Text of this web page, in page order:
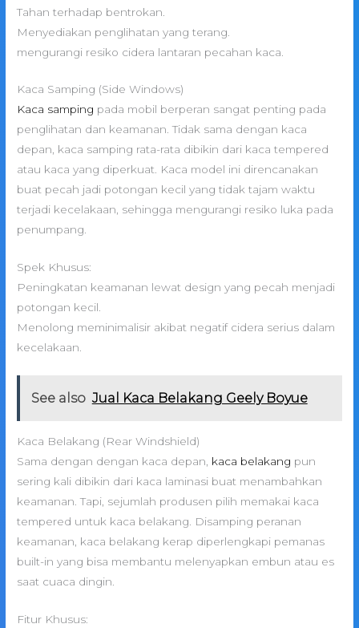
Tahan terhadap bentrokan.
Menyediakan penglihatan yang terang.
mengurangi resiko cidera lantaran pecahan kaca.
Kaca Samping (Side Windows)
Kaca samping pada mobil berperan sangat penting pada
penglihatan dan keamanan. Tidak sama dengan kaca
depan, kaca samping rata-rata dibikin dari kaca tempered
atau kaca yang diperkuat. Kaca model ini direncanakan
buat pecah jadi potongan kecil yang tidak tajam waktu
terjadi kecelakaan, sehingga mengurangi resiko luka pada
penumpang.
Spek Khusus:
Peningkatan keamanan lewat design yang pecah menjadi
potongan kecil.
Menolong meminimalisir akibat negatif cidera serius dalam
kecelakaan.
See also Jual Kaca Belakang Geely Boyue
Kaca Belakang (Rear Windshield)
Sama dengan dengan kaca depan, kaca belakang pun
sering kali dibikin dari kaca laminasi buat menambahkan
keamanan. Tapi, sejumlah produsen pilih memakai kaca
tempered untuk kaca belakang. Disamping peranan
keamanan, kaca belakang kerap diperlengkapi pemanas
built-in yang bisa membantu melenyapkan embun atau es
saat cuaca dingin.
Fitur Khusus: